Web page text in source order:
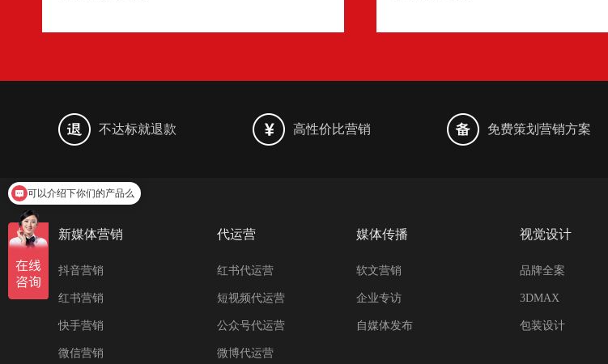
不达标就退款 高性价比营销 免费策划营销方案
新媒体营销
抖音营销
红书营销
快手营销
微信营销
代运营
红书代运营
短视频代运营
公众号代运营
微博代运营
媒体传播
软文营销
企业专访
自媒体发布
视觉设计
品牌全案
3DMAX
包装设计
可以介绍下你们的产品么